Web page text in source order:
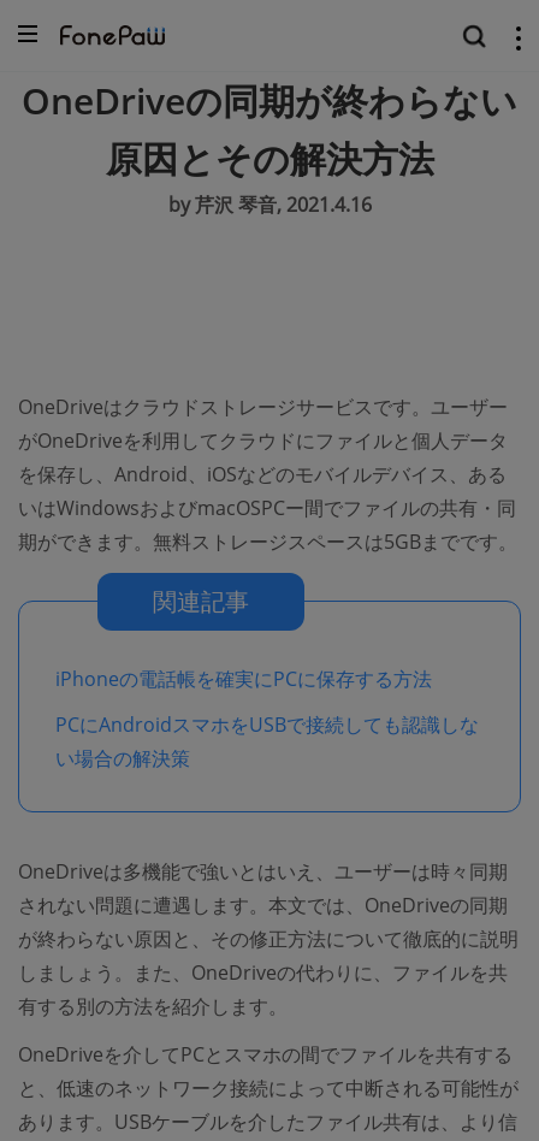
OneDriveの同期が終わらない
原因とその解決方法
by 芹沢 琴音, 2021.4.16
OneDriveはクラウドストレージサービスです。ユーザー
がOneDriveを利用してクラウドにファイルと個人データ
を保存し、Android、iOSなどのモバイルデバイス、ある
いはWindowsおよびmacOSPCー間でファイルの共有・同
期ができます。無料ストレージスペースは5GBまでです。
関連記事
iPhoneの電話帳を確実にPCに保存する方法
PCにAndroidスマホをUSBで接続しても認識しな
い場合の解決策
OneDriveは多機能で強いとはいえ、ユーザーは時々同期
されない問題に遭遇します。本文では、OneDriveの同期
が終わらない原因と、その修正方法について徹底的に説明
しましょう。また、OneDriveの代わりに、ファイルを共
有する別の方法を紹介します。
OneDriveを介してPCとスマホの間でファイルを共有する
と、低速のネットワーク接続によって中断される可能性が
あります。USBケーブルを介したファイル共有は、より信